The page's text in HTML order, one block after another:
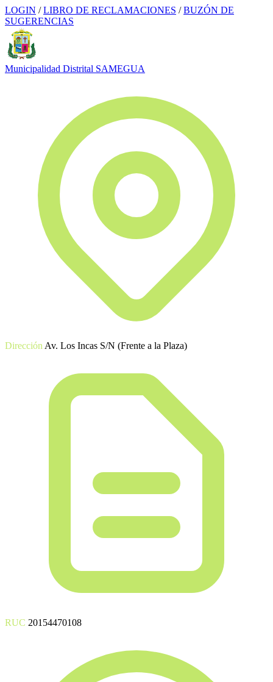
LOGIN / LIBRO DE RECLAMACIONES / BUZÓN DE
SUGERENCIAS
Municipalidad Distrital SAMEGUA
Dirección Av. Los Incas S/N (Frente a la Plaza)
RUC 20154470108